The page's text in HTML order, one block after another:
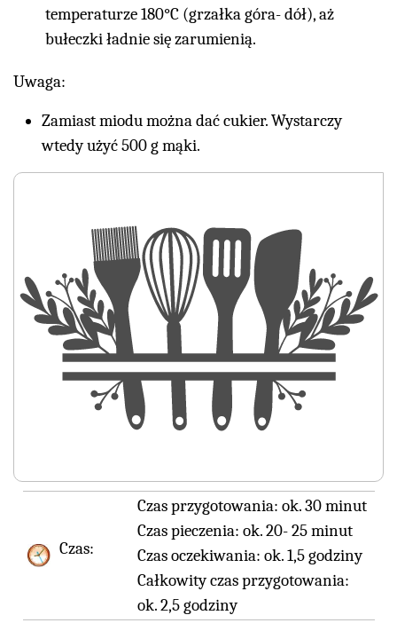
temperaturze 180°C (grzałka góra- dół), aż
bułeczki ładnie się zarumienią.
Uwaga:
Zamiast miodu można dać cukier. Wystarczy
wtedy użyć 500 g mąki.
Czas:
Czas przygotowania: ok. 30 minut
Czas pieczenia: ok. 20- 25 minut
Czas oczekiwania: ok. 1,5 godziny
Całkowity czas przygotowania:
ok. 2,5 godziny